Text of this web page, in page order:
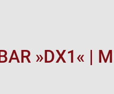
»DX1« |